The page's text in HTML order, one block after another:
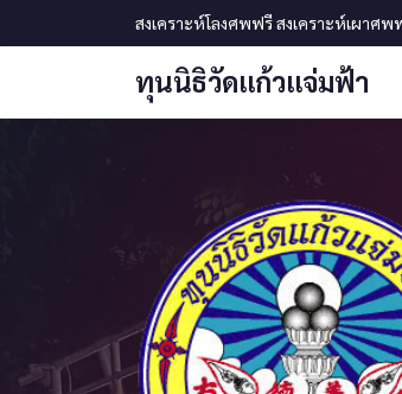
สงเคราะห์โลงศพฟรี สงเคราะห์เผาศ
ทุนนิธิวัดแก้วแจ่มฟ้า